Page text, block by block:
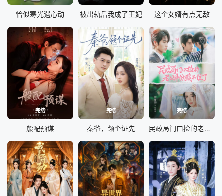
恰似寒光遇心动 被出轨后我成了王妃 这个女婿有点无敌
完结
般配预谋
完结
秦爷，领个证先
完结
民政局门口捡的老公身份藏不住了